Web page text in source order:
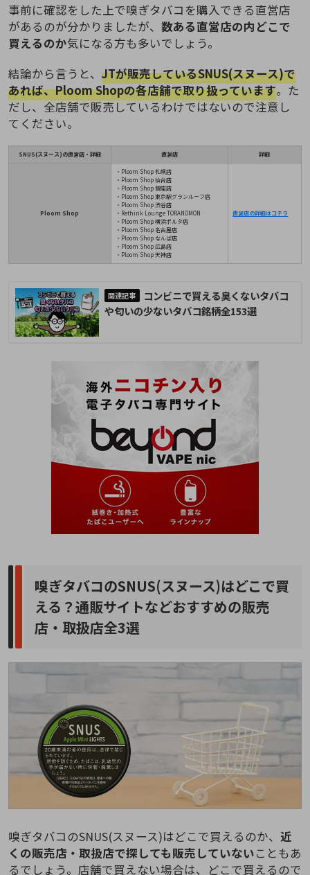
事前に確認をした上で嗅ぎタバコを購入できる直営店
があるのが分かりましたが、 数ある直営店の内どこで
買えるのか気になる方も多いでしょう。
結論から言うと、 JTが販売しているSNUS(スヌース)で
あれば、Ploom Shopの各店舗で取り扱っています。た
だし、全店舗で販売しているわけではないので注意し
てください。
SNUS(スヌース)の直営店・詳細 直営店 詳細
Ploom Shop
・Ploom Shop 札幌店
・Ploom Shop 仙台店
・Ploom Shop 銀座店
・Ploom Shop 東京駅グランルーフ店
・Ploom Shop 渋谷店
・Rethink Lounge TORANOMON
・Ploom Shop 横浜ポルタ店
・Ploom Shop 名古屋店
・Ploom Shop なんば店
・Ploom Shop 広島店
・Ploom Shop 天神店
直営店の詳細はコチラ
コンビニで買える臭くないタバコ
や匂いの少ないタバコ銘柄全153選
嗅ぎタバコのSNUS(スヌース)はどこで買
える？通販サイトなどおすすめの販売
店・取扱店全3選
嗅ぎタバコのSNUS(スヌース)はどこで買えるのか、 近
くの販売店・取扱店で探しても販売していないこともあ
るでしょう。店舗で買えない場合は、どこで買えるので